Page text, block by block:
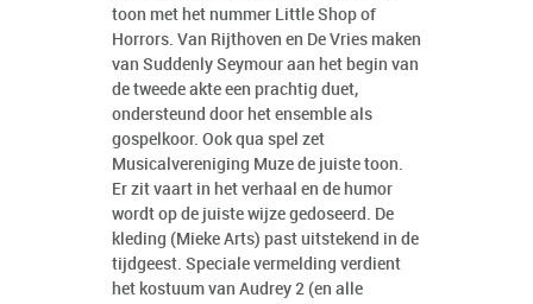
toon met het nummer Little Shop of
Horrors. Van Rijthoven en De Vries maken
van Suddenly Seymour aan het begin van
de tweede akte een prachtig duet,
ondersteund door het ensemble als
gospelkoor. Ook qua spel zet
Musicalvereniging Muze de juiste toon.
Er zit vaart in het verhaal en de humor
wordt op de juiste wijze gedoseerd. De
kleding (Mieke Arts) past uitstekend in de
tijdgeest. Speciale vermelding verdient
het kostuum van Audrey 2 (en alle